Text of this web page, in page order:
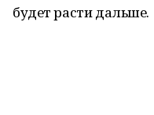
будет расти дальше.